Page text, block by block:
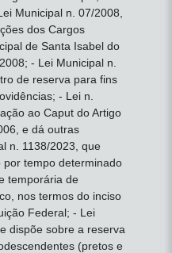
Municipal n. 07/2008,
dos Cargos
de Santa Isabel do
- Lei Municipal n.
de reserva para fins
- Lei n.
ao Caput do Artigo
e dá outras
n. 1138/2023, que
tempo determinado
temporária de
nos termos do inciso
Federal; - Lei
dispõe sobre a reserva
(pretos e